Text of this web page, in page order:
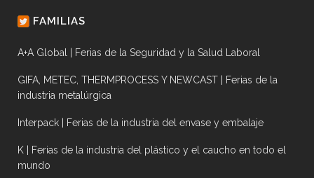
FAMILIAS
A+A Global | Ferias de la Seguridad y la Salud Laboral
GIFA, METEC, THERMPROCESS Y NEWCAST | Ferias de la
industria metalúrgica
Interpack | Ferias de la industria del envase y embalaje
K | Ferias de la industria del plástico y el caucho en todo el
mundo